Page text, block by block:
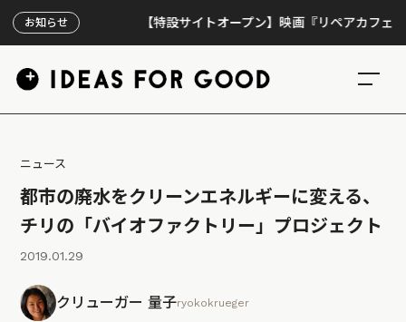
お知らせ 【特設サイトオープン】映画『リペアカフェ』、上映
ニュース
都市の廃水をクリーンエネルギーに変える、
チリの「バイオファクトリー」プロジェクト
2019.01.29
クリューガー 量子ryokokrueger